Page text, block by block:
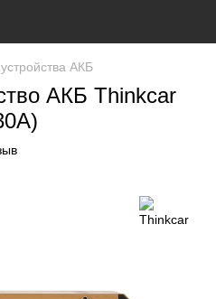
АКБ
АКБ Thinkcar